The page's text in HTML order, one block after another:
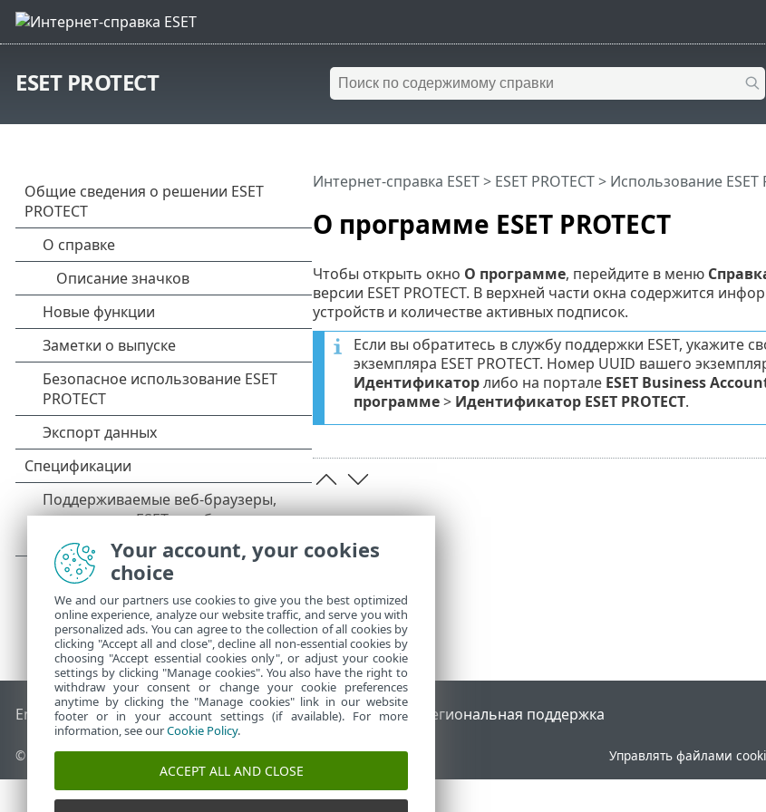
ESET PROTECT
О программе ESET PROTECT
Интернет-справка ESET> ESET PROTECT> Использование ESET
Чтобы открыть окно О программе, перейдите в меню
версии ESET PROTECT. В верхней части окна содержится
устройств и количестве активных подписок.
Если вы обратитесь в службу поддержки ESET, укажите
экземпляра ESET PROTECT. Номер UUID вашего
Идентификаторлибо на портале ESET Business
программе> Идентификатор ESET PROTECT.
End of Life База знаний ESET Форум ESETESET Status Portal Региональная поддержка
© 1992 - 2026 ESET, spol. s r.o. - Все права защищены. Управлять файлами
Your account, your cookies
choice
We and our partners use cookies to give you the best optimized
online experience, analyze our website traffic, and serve you with
personalized ads. You can agree to the collection of all cookies by
clicking "Accept all and close", decline all non-essential cookies by
choosing "Accept essential cookies only", or adjust your cookie
settings by clicking "Manage cookies". You also have the right to
withdraw your consent or change your cookie preferences
anytime by clicking the "Manage cookies" link in our website
footer or in your account settings (if available). For more
information, see ourCookie Policy.
ACCEPT ALL AND CLOSE